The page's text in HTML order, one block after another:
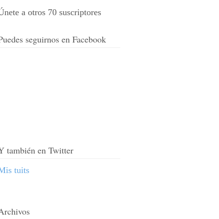
a otros 70 suscriptores
seguirnos en Facebook
también en Twitter
tuits